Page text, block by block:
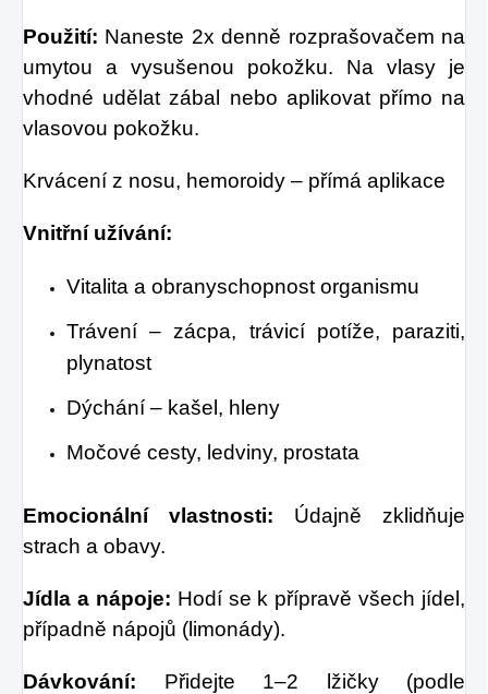
Použití: Naneste 2x denně rozprašovačem na
umytou a vysušenou pokožku. Na vlasy je
vhodné udělat zábal nebo aplikovat přímo na
vlasovou pokožku.
Krvácení z nosu, hemoroidy – přímá aplikace
Vnitřní užívání:
Vitalita a obranyschopnost organismu
Trávení – zácpa, trávicí potíže, paraziti,
plynatost
Dýchání – kašel, hleny
Močové cesty, ledviny, prostata
Emocionální vlastnosti: Údajně zklidňuje
strach a obavy.
Jídla a nápoje: Hodí se k přípravě všech jídel,
případně nápojů (limonády).
Dávkování: Přidejte 1–2 lžičky (podle